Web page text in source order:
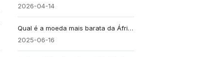
2026-04-14
Qual é a moeda mais barata da África? Top 10 do ranking
2025-06-16